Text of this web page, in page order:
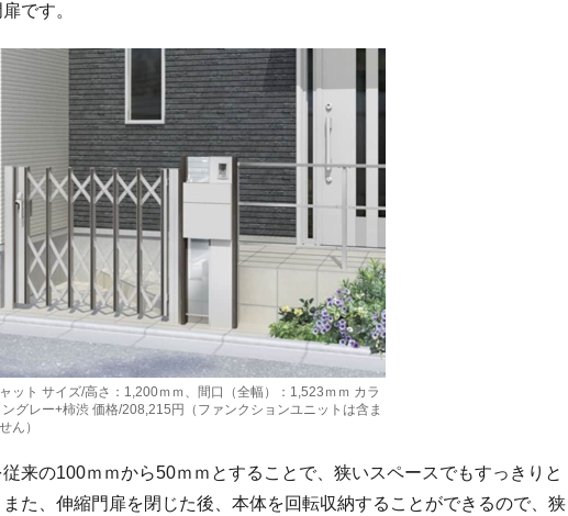
です。
ット サイズ/高さ：1,200ｍｍ、間口（全幅）：1,523ｍｍ カラ
グレー+柿渋 価格/208,215円（ファンクションユニットは含ま
ん）
従来の100ｍｍから50ｍｍとすることで、狭いスペースでもすっきりと
た、伸縮門扉を閉じた後、本体を回転収納することができるので、狭